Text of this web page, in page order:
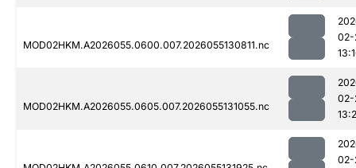
MOD02HKM.A2026055.0600.007.2026055130811.nc
02-
MOD02HKM.A2026055.0605.007.2026055131055.nc
02-
02-